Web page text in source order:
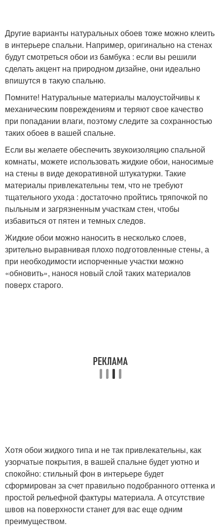
Другие варианты натуральных обоев тоже можно клеить
в интерьере спальни. Например, оригинально на стенах
будут смотреться обои из бамбука : если вы решили
сделать акцент на природном дизайне, они идеально
впишутся в такую спальню.
Помните! Натуральные материалы малоустойчивы к
механическим повреждениям и теряют свое качество
при попадании влаги, поэтому следите за сохранностью
таких обоев в вашей спальне.
Если вы желаете обеспечить звукоизоляцию спальной
комнаты, можете использовать жидкие обои, наносимые
на стены в виде декоративной штукатурки. Такие
материалы привлекательны тем, что не требуют
тщательного ухода : достаточно пройтись тряпочкой по
пыльным и загрязненным участкам стен, чтобы
избавиться от пятен и темных следов.
Жидкие обои можно наносить в несколько слоев,
зрительно выравнивая плохо подготовленные стены, а
при необходимости испорченные участки можно
«обновить», нанося новый слой таких материалов
поверх старого.
Хотя обои жидкого типа и не так привлекательны, как
узорчатые покрытия, в вашей спальне будет уютно и
спокойно: стильный фон в интерьере будет
сформирован за счет правильно подобранного оттенка и
простой рельефной фактуры материала. А отсутствие
швов на поверхности станет для вас еще одним
преимуществом.